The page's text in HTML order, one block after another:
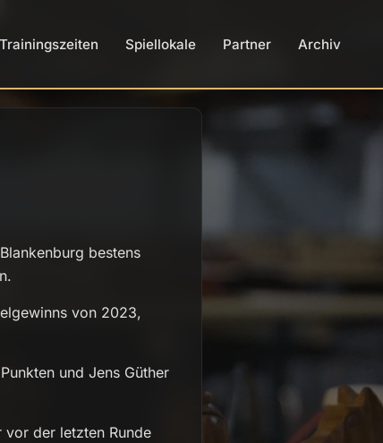
Trainingszeiten Spiellokale Partner Archiv
bestens
von 2023,
und Jens Güther
der letzten Runde